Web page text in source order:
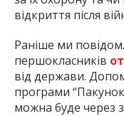
відкриття після
Раніше ми
першокласників
від держави.
програми
можна буде через